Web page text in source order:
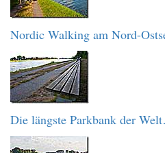
Nordic Walking am Nord-
Die längste Parkbank der